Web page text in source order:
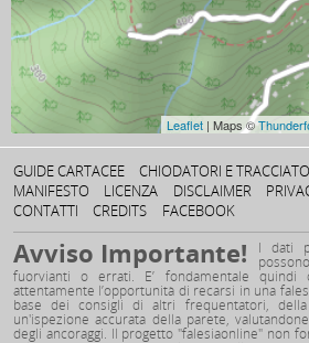
Leaflet | Maps ©
GUIDE CARTACEE CHIODATORI E
MANIFESTO
LICENZA DISCLAIMER
CONTATTI
CREDITS FACEBOOK
Avviso Importante! I dati
fuorvianti o errati. E’ fondamentale quindi
attentamente l’opportunità di recarsi in una
base dei consigli di altri frequentatori,
un'ispezione accurata della parete,
degli ancoraggi. Il progetto "falesiaonline" non